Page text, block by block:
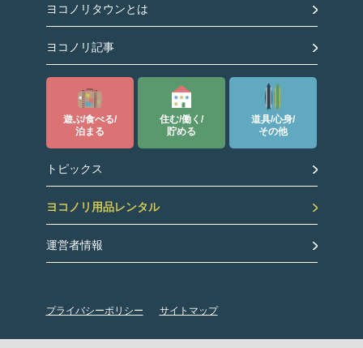
プライバシーポリシー サイトマップ
ヨコノリタウンとは
ヨコノリ記事
遊ぶ/食べる/
泊まる
住む/働く/
貯める
道具/心身/
その他
トピックス
ヨコノリ用品レンタル
運営者情報